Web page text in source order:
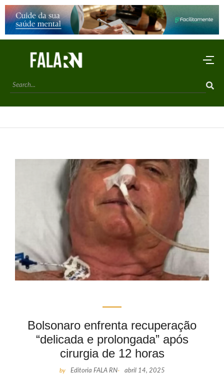
Bolsonaro enfrenta recuperação
“delicada e prolongada” após
cirurgia de 12 horas
by Editoria FALA RN- abril 14, 2025